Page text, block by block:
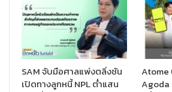
SAM จับมือศาลแพ่งตลิ่งชัน
เปิดทางลูกหนี้ NPL ต่ำแสน
Atome
Agoda